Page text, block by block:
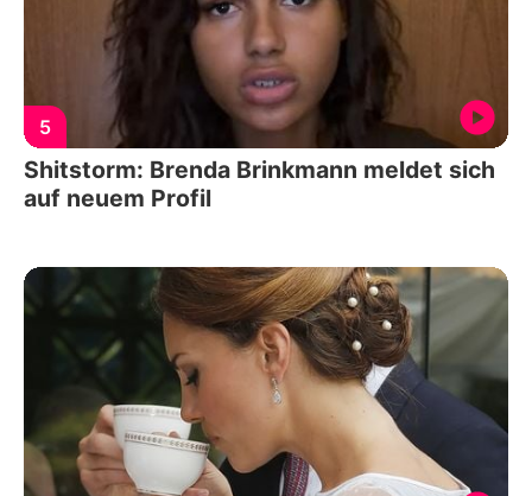
5
Shitstorm: Brenda Brinkmann meldet sich
auf neuem Profil